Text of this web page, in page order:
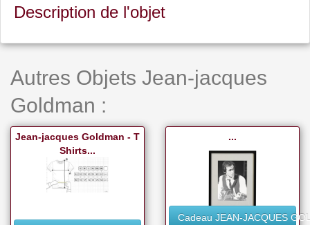
Description de l'objet
Autres Objets Jean-jacques
Goldman :
Jean-jacques Goldman - T
Shirts...
...
Cadeau JEAN-JACQUES